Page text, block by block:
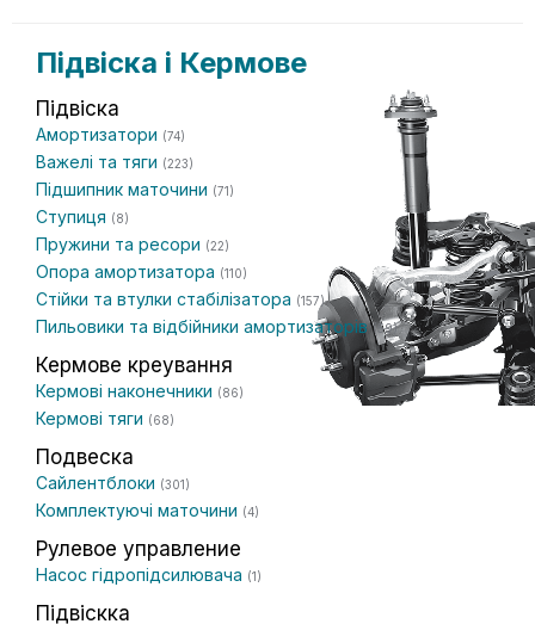
Підвіска і Кермове
Підвіска
Амортизатори (74)
Важелі та тяги (223)
Підшипник маточини (71)
Ступиця (8)
Пружини та ресори (22)
Опора амортизатора (110)
Стійки та втулки стабілізатора (157)
Пильовики та відбійники амортизаторів(59)
Кермове креування
Кермові наконечники (86)
Кермові тяги (68)
Подвеска
Сайлентблоки (301)
Комплектуючі маточини (4)
Рулевое управление
Насос гідропідсилювача (1)
Підвіскка